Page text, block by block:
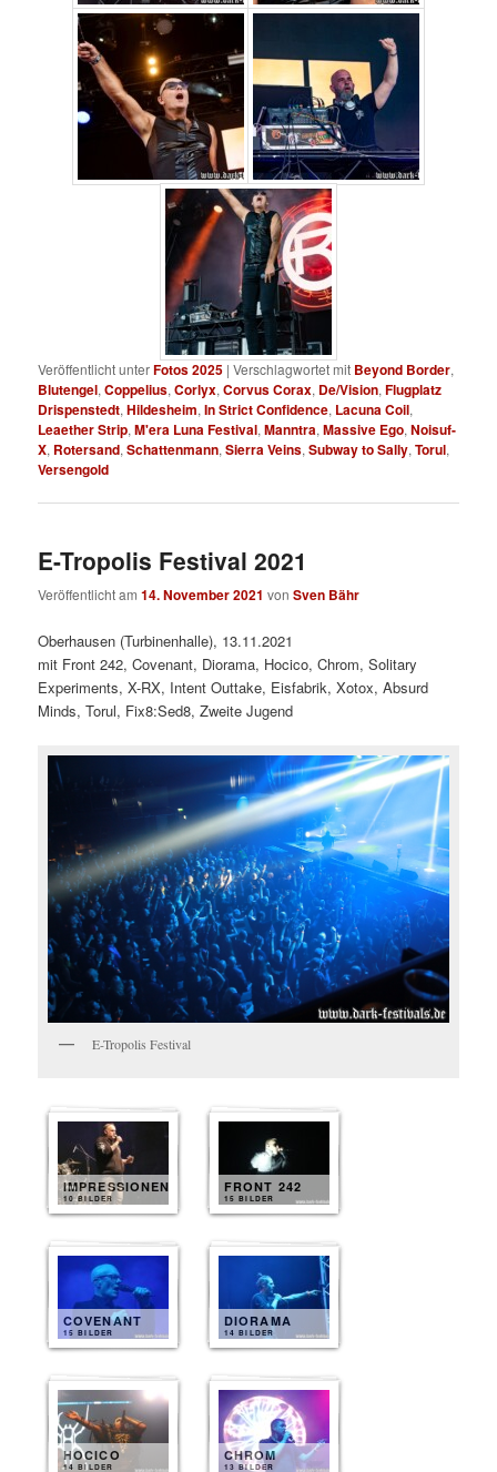
Veröffentlicht unterFotos 2025 |Verschlagwortet mit Beyond Border,
Blutengel,Coppelius,Corlyx,Corvus Corax, De/Vision,Flugplatz
Drispenstedt,Hildesheim,In Strict Confidence, Lacuna Coil,
Leaether Strip,M'era Luna Festival,Manntra,Massive Ego,Noisuf-
X, Rotersand,Schattenmann,Sierra Veins,Subway to Sally,Torul,
Versengold
E-Tropolis Festival 2021
Veröffentlicht am14. November 2021 vonSven Bähr
Oberhausen (Turbinenhalle), 13.11.2021
mit Front 242, Covenant, Diorama, Hocico, Chrom, Solitary
Experiments, X-RX, Intent Outtake, Eisfabrik, Xotox, Absurd
Minds, Torul, Fix8:Sed8, Zweite Jugend
E-Tropolis Festival
IMPRESSIONEN
10 BILDER
FRONT 242
15 BILDER
COVENANT
15 BILDER
DIORAMA
14 BILDER
HOCICO
14 BILDER
CHROM
13 BILDER